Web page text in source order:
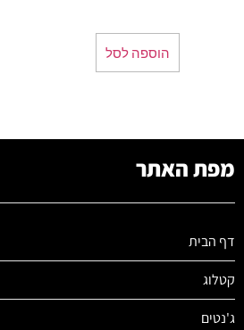
הוספה לסל
מפת האתר
דף הבית
קטלוג
ג'נטים